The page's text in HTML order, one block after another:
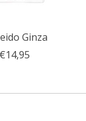
Ginza
€14,95